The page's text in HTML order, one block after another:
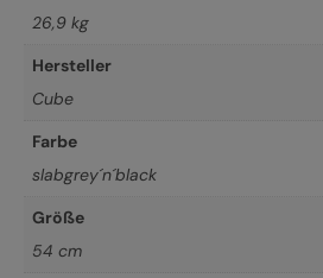
26,9 kg
Hersteller
Cube
Farbe
slabgrey´n´black
Größe
54 cm